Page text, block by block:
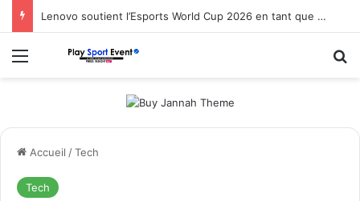
Lenovo soutient l’Esports World Cup 2026 en tant que partenaire fondateur
Menu
Accueil /Tech
Tech